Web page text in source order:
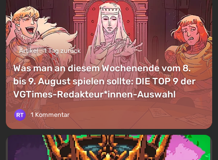
Artikel 1 Tag zurück
Was man an diesem Wochenende vom 8.
bis 9. August spielen sollte: DIE TOP 9 der
VGTimes-Redakteur*innen-Auswahl
1 Kommentar